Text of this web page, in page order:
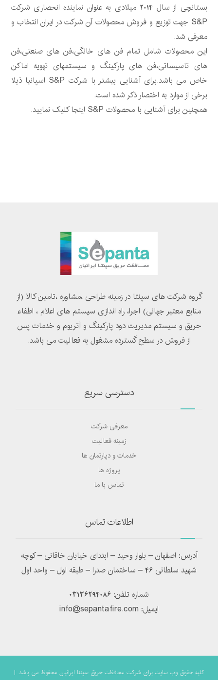
بستانچی از سال 2014 میلادی به عنوان نماینده انحصاری شرکت
S&P جهت توزیع و فروش محصولات آن شرکت در ایران انتخاب و
معرفی شد.
این محصولات شامل تمام فن های خانگی،فن های صنعتی،فن
های تاسیساتی،فن های پارکینگ و سیستمهای تهویه اماکن
خاص می باشد.برای آشنایی بیشتر با شرکت S&P اسپانیا ذیلا
برخی از موارد به اختصار ذکر شده است.
همچنین برای آشنایی با محصولات S&P اینجا کلیک نمایید.
گروه شرکت های سپنتا در زمینه طراحی ،مشاوره ،تامین کالا (از
منابع معتبر جهانی) اجرا، راه اندازی سیستم های اعلام ، اطفاء
حریق و سیستم مدیریت دود پارکینگ و آتریوم و خدمات پس
از فروش در سطح گسترده مشغول به فعالیت می باشد.
دسترسی سریع
معرفی شرکت
زمینه فعالیت
خدمات و دپارتمان ها
پروژه ها
تماس با ما
اطلاعات تماس
آدرس: اصفهان – بلوار وحید – ابتدای خیابان خاقانی – کوچه
شهید سلطانی 46 – ساختمان صدرا – طبقه اول – واحد اول
شماره تلفن: 03136294086
ایمیل: info@sepantafire.com
کلیه حقوق وب سایت برای شرکت محافظت حریق سپنتا ایرانیان محفوظ می باشد. |